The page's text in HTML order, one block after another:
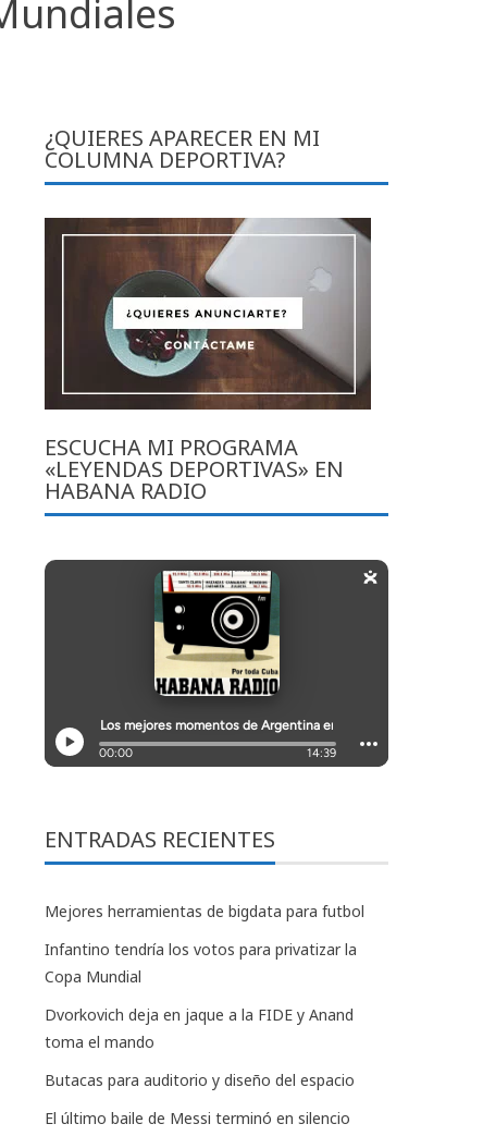
¿QUIERES APARECER EN MI
COLUMNA DEPORTIVA?
ESCUCHA MI PROGRAMA
«LEYENDAS DEPORTIVAS» EN
HABANA RADIO
ENTRADAS RECIENTES
Mejores herramientas de bigdata para futbol
Infantino tendría los votos para privatizar la
Copa Mundial
Dvorkovich deja en jaque a la FIDE y Anand
toma el mando
Butacas para auditorio y diseño del espacio
El último baile de Messi terminó en silencio